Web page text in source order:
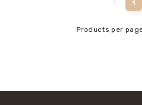
Products per
1